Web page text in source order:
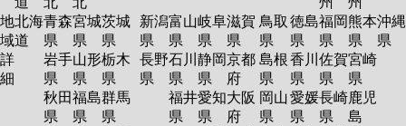
地
域
詳
細
北海
道
青森
県
岩手
県
秋田
県
宮城
県
山形
県
福島
県
茨城
県
栃木
県
群馬
県
新潟
県
長野
県
富山
県
石川
県
福井
県
岐阜
県
静岡
県
愛知
県
滋賀
県
京都
府
大阪
府
鳥取
県
島根
県
岡山
県
徳島
県
香川
県
愛媛
県
福岡
県
佐賀
県
長崎
県
熊本
県
宮崎
県
鹿児
島
沖縄
県